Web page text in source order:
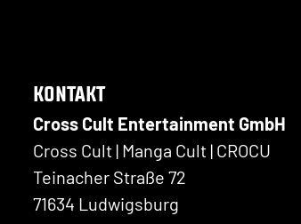
KONTAKT
Cross Cult Entertainment GmbH
Cross Cult | Manga Cult | CROCU
Teinacher Straße 72
71634 Ludwigsburg